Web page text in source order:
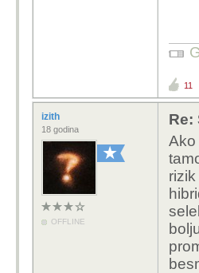
11
izith
18 godina
OFFLINE
Re:
Ako